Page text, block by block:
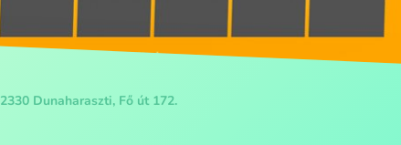
2330 Dunaharaszti, Fő út 172.